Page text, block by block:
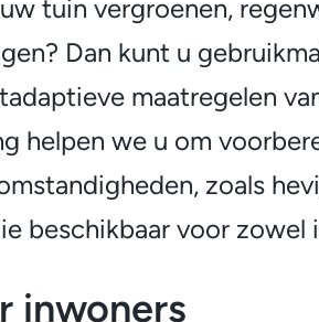
tuin vergroenen,
Dan kunt u
maatregelen
helpen we u om
zoals
beschikbaar voor zowel
inwoners